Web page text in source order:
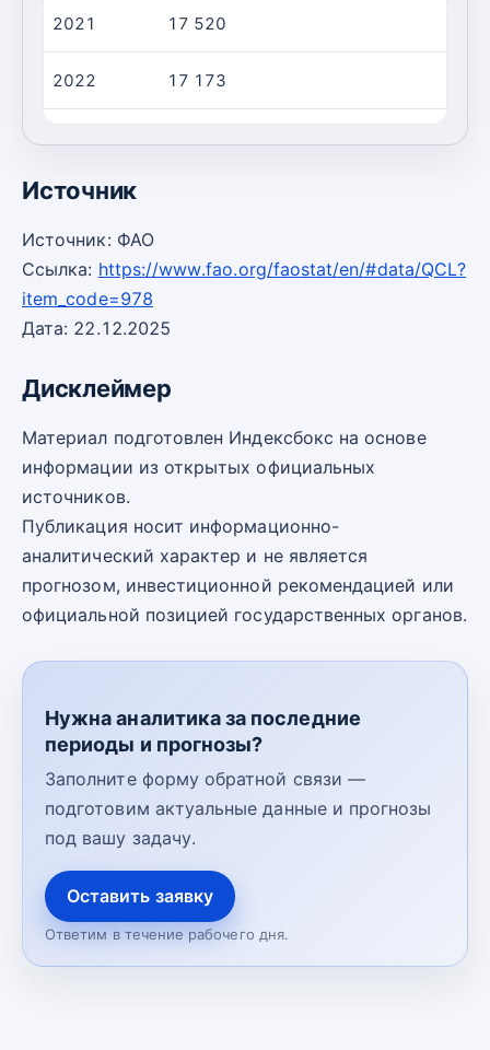
2021 17 520
2022 17 173
6
Источник
Источник: ФАО
Ссылка: https://www.fao.org/faostat/en/#data/QCL?
item_code=978
Дата: 22.12.2025
Дисклеймер
Материал подготовлен Индексбокс на основе
информации из открытых официальных
источников.
Публикация носит информационно-
аналитический характер и не является
прогнозом, инвестиционной рекомендацией или
официальной позицией государственных органов.
Нужна аналитика за последние
периоды и прогнозы?
Заполните форму обратной связи —
подготовим актуальные данные и прогнозы
под вашу задачу.
Оставить заявку
Ответим в течение рабочего дня.